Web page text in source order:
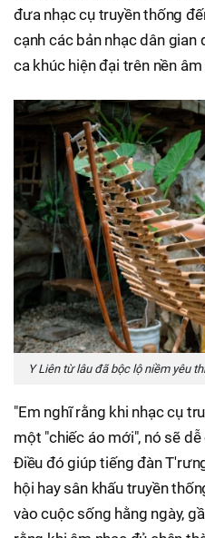
đưa nhạc cụ truyền thống
cạnh các bản nhạc dân gian
ca khúc hiện đại trên nền âm
Y Liên từ lâu đã bộc lộ niềm yêu
"Em nghĩ rằng khi nhạc cụ
một "chiếc áo mới", nó sẽ
Điều đó giúp tiếng đàn
hội hay sân khấu truyền
vào cuộc sống hằng ngày,